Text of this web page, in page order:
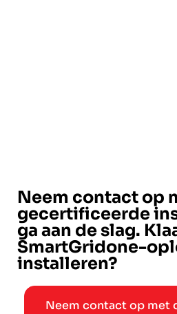
Neem contact op
gecertificeerde
ga aan de slag.
SmartGridone-
installeren?
Neem contact op met